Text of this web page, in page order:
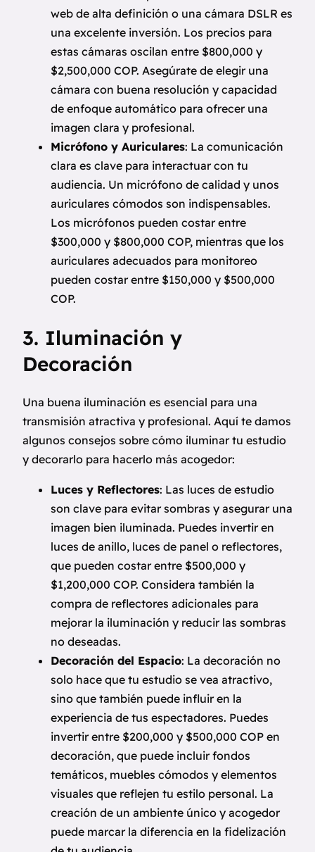
web de alta definición o una cámara DSLR es
una excelente inversión. Los precios para
estas cámaras oscilan entre $800,000 y
$2,500,000 COP. Asegúrate de elegir una
cámara con buena resolución y capacidad
de enfoque automático para ofrecer una
imagen clara y profesional.
Micrófono y Auriculares: La comunicación
clara es clave para interactuar con tu
audiencia. Un micrófono de calidad y unos
auriculares cómodos son indispensables.
Los micrófonos pueden costar entre
$300,000 y $800,000 COP, mientras que los
auriculares adecuados para monitoreo
pueden costar entre $150,000 y $500,000
COP.
3. Iluminación y
Decoración
Una buena iluminación es esencial para una
transmisión atractiva y profesional. Aquí te damos
algunos consejos sobre cómo iluminar tu estudio
y decorarlo para hacerlo más acogedor:
Luces y Reflectores: Las luces de estudio
son clave para evitar sombras y asegurar una
imagen bien iluminada. Puedes invertir en
luces de anillo, luces de panel o reflectores,
que pueden costar entre $500,000 y
$1,200,000 COP. Considera también la
compra de reflectores adicionales para
mejorar la iluminación y reducir las sombras
no deseadas.
Decoración del Espacio: La decoración no
solo hace que tu estudio se vea atractivo,
sino que también puede influir en la
experiencia de tus espectadores. Puedes
invertir entre $200,000 y $500,000 COP en
decoración, que puede incluir fondos
temáticos, muebles cómodos y elementos
visuales que reflejen tu estilo personal. La
creación de un ambiente único y acogedor
puede marcar la diferencia en la fidelización